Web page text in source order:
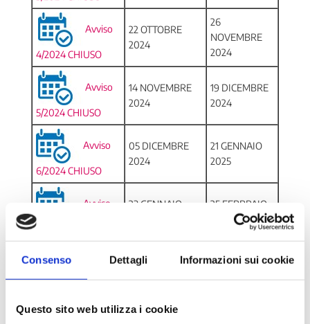
Consenso Dettagli Informazioni sui cookie
Questo sito web utilizza i cookie
Avviso
4/2024 CHIUSO
22 OTTOBRE
2024
26
NOVEMBRE
2024
Avviso
5/2024 CHIUSO
14 NOVEMBRE
2024
19 DICEMBRE
2024
Avviso
6/2024 CHIUSO
05 DICEMBRE
2024
21 GENNAIO
2025
Avviso
1/2025 CHIUSO
23 GENNAIO
25 FEBBRAIO
Avviso
27 FEBBRAIO
2025
01 APRILE
2025